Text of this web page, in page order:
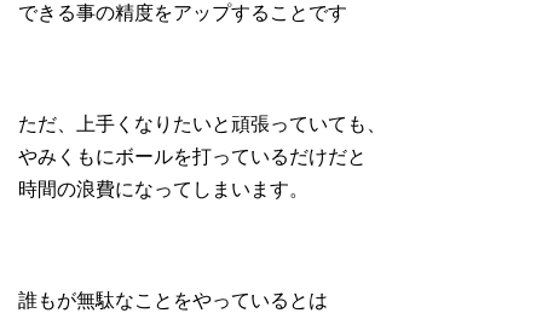
できる事の精度をアップすることです
ただ、上手くなりたいと頑張っていても、
やみくもにボールを打っているだけだと
時間の浪費になってしまいます。
誰もが無駄なことをやっているとは